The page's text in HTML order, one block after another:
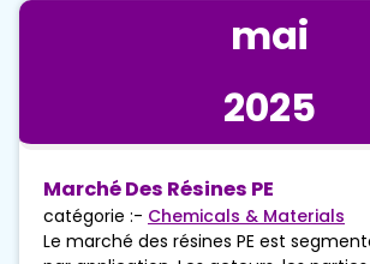
mai
2025
Marché Des Résines PE
catégorie :- Chemicals & Materials
Le marché des résines PE est